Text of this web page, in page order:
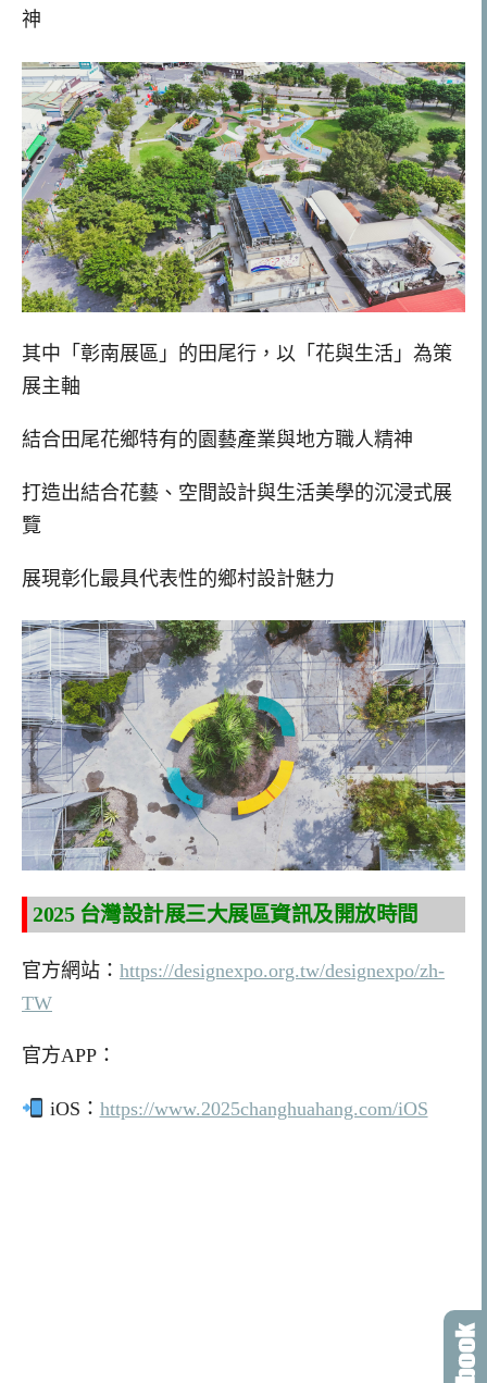
神
其中「彰南展區」的田尾行，以「花與生活」為策
展主軸
結合田尾花鄉特有的園藝產業與地方職人精神
打造出結合花藝、空間設計與生活美學的沉浸式展
覽
展現彰化最具代表性的鄉村設計魅力
2025 台灣設計展三大展區資訊及開放時間
官方網站： https://designexpo.org.tw/designexpo/zh-
TW
官方APP：
iOS： https://www.2025changhuahang.com/iOS